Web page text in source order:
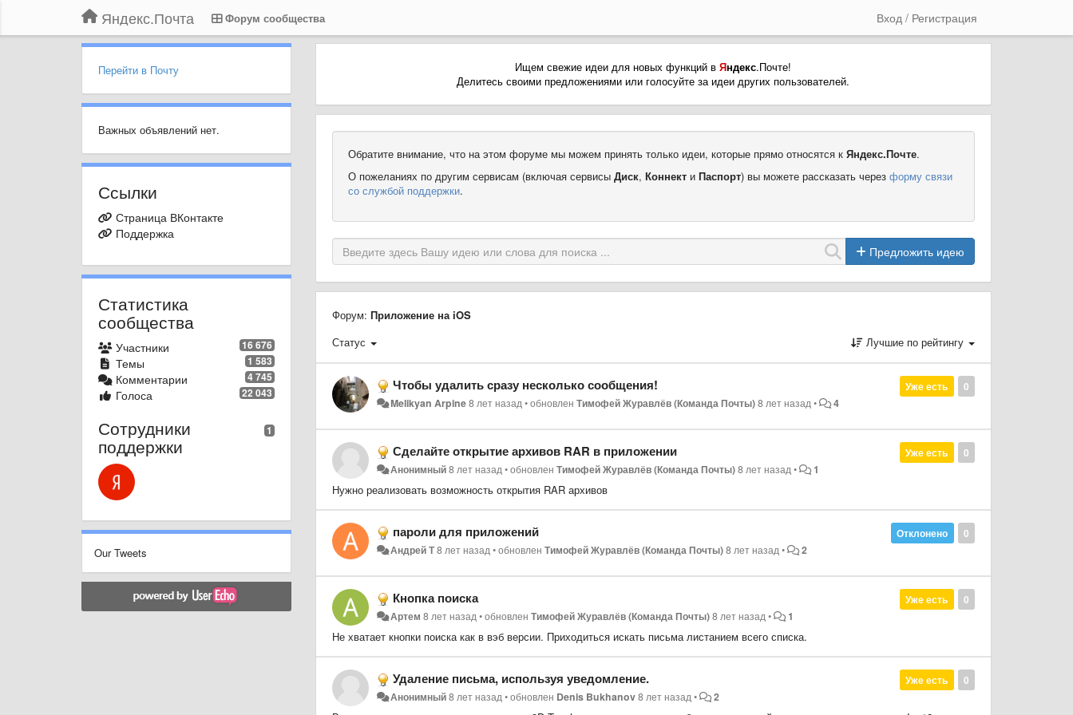
Яндекс.Почта Форум сообщества Вход / Регистрация
Перейти в Почту
Важных объявлений нет.
Ссылки
Страница ВКонтакте
Поддержка
Статистика
сообщества
16 676
Участники
1 583
Темы
4 745
Комментарии
22 043
Голоса
1
Сотрудники
поддержки
Our Tweets
Ищем свежие идеи для новых функций вЯндекс.Почте!
Делитесь своими предложениями или голосуйте за идеи других пользователей.
Обратите внимание, что на этом форуме мы можем принять только идеи, которые прямо относятся к Яндекс.Почте.
О пожеланиях по другим сервисам (включая сервисы Диск, Коннекти Паспорт) вы можете рассказать через форму связи
со службой поддержки.
Предложить идею
Форум: Приложение на iOS
Статус
Лучшие по рейтингу
0
Уже есть
Чтобы удалить сразу несколько сообщения!
Melikyan Arpine8 лет назад•обновлен Тимофей Журавлёв (Команда Почты)8 лет назад• 4
0
Уже есть
Сделайте открытие архивов RAR в приложении
Анонимный8 лет назад•обновлен Тимофей Журавлёв (Команда Почты)8 лет назад• 1
Нужно реализовать возможность открытия RAR архивов
0
Отклонено
пароли для приложений
Андрей Т8 лет назад•обновлен Тимофей Журавлёв (Команда Почты)8 лет назад• 2
0
Уже есть
Кнопка поиска
Артем 8 лет назад•обновлен Тимофей Журавлёв (Команда Почты)8 лет назад• 1
Не хватает кнопки поиска как в вэб версии. Приходиться искать письма листанием всего списка.
0
Уже есть
Удаление письма, используя уведомление.
Анонимный8 лет назад•обновлен Denis Bukhanov8 лет назад• 2